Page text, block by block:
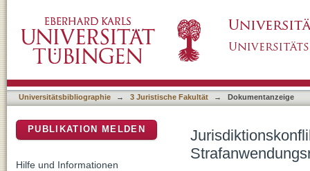
Europäischen Kollisionsrecht?
Universitätsbibliographie → 3 Juristische Fakultät → Dokumentanzeige
PUBLIKATION MELDEN
Hilfe und Informationen